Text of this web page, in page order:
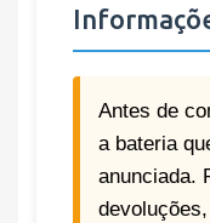
Antes de
a bateria
anunciada.